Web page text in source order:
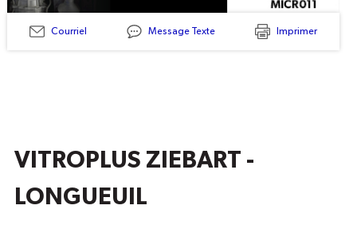
Courriel Message Texte Imprimer
MICR011
VITROPLUS ZIEBART -
LONGUEUIL